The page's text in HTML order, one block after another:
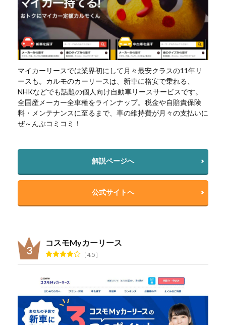
マイカーリースでは業界初にして月々最安クラスの11年リ
ースも。カルモのカーリースは、新車に格安で乗れる、
NHKなどでも話題の個人向け自動車リースサービスです。
全国産メーカー全車種をラインナップ。税金や自賠責保険
料・メンテナンスに至るまで、車の維持費が月々の支払いに
ぜ～んぶコミコミ！
解説ページへ
公式サイトへ
コスモMyカーリース
4.5